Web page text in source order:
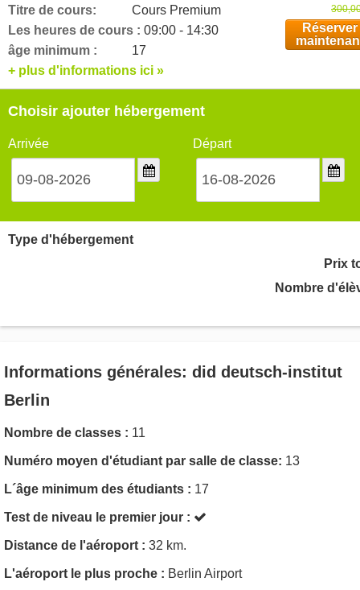
Titre de cours:
Cours Premium
Les heures de cours : 09:00 - 14:30
âge minimum :
17
Réserver
+ plus d'informations ici »
Choisir ajouter hébergement
Arrivée Départ
Type d'hébergement
Prix
Nombre
Informations générales: did deutsch-institut
Berlin
Nombre de classes : 11
Numéro moyen d'étudiant par salle de classe: 13
L´âge minimum des étudiants : 17
Test de niveau le premier jour :
Distance de l'aéroport : 32 km.
L'aéroport le plus proche : Berlin Airport